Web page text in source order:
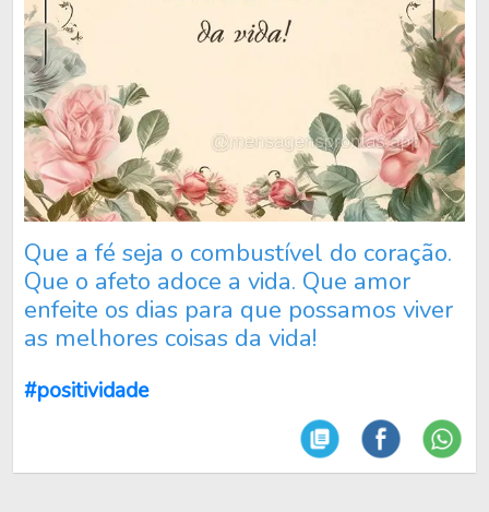
Que a fé seja o combustível do coração.
Que o afeto adoce a vida. Que amor
enfeite os dias para que possamos viver
as melhores coisas da vida!
#positividade